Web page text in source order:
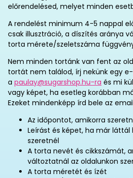
előrendelésed, melyet minden
A rendelést minimum 4-5 nappal
csak illusztráció, a díszítés aránya
torta mérete/szeletszáma
Nem minden tortánk van fent az
tortát nem találod, írj nekünk egy
a paulay@sugarshop.hu-ra és mi
vagy képet, ha esetleg korábban
Ezeket mindenképp írd bele az
Az időpontot, amikorra
Leírást és képet, ha már
szeretnél
A torta nevét és cikkszámát,
változtatnál az oldalunkon
A torta méretét és ízét